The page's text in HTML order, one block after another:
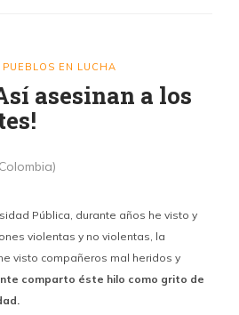
PUEBLOS EN LUCHA
asesinan a los
Pública, durante años he visto y
violentas y no violentas, la
visto compañeros mal heridos y
comparto éste hilo como grito de